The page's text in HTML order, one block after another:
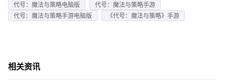
代号：魔法与策略电脑版
代号：魔法与策略手游
代号：魔法与策略手游电脑版
《代号：魔法与策略》手游
相关资讯